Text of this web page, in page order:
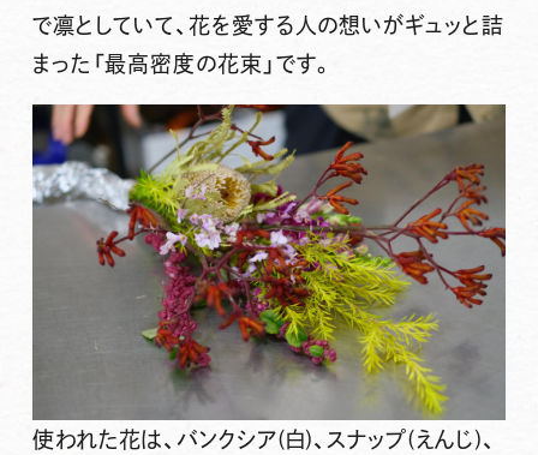
で凛としていて、花を愛する人の想いがギュッと詰
まった「最高密度の花束」です。
使われた花は、バンクシア(白)、スナップ(えんじ)、